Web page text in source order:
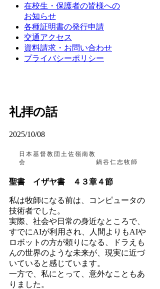
在校生・保護者の皆様への
お知らせ
各種証明書の発行申請
交通アクセス
資料請求・お問い合わせ
プライバシーポリシー
礼拝の話
2025/10/08
日本基督教団土佐嶺南教
会 鍋谷仁志牧師
聖書 イザヤ書 ４３章４節
私は牧師になる前は、コンピュータの
技術者でした。
実際、社会や日常の身近なところで、
すでにAIが利用され、人間よりもAIや
ロボットの方が頼りになる、ドラえも
んの世界のような未来が、現実に近づ
いていると感じています。
一方で、私にとって、意外なこともあ
りました。